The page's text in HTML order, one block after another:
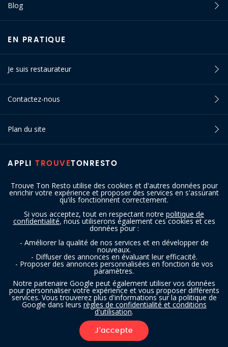
Trouve Ton Resto utilise des cookies et d'autres données pour
enrichir votre expérience et proposer des services en s'assurant
qu'ils fonctionnent correctement.
Si vous acceptez, tout en respectant notre politique de
confidentialité, nous utiliserons également ces cookies et ces
données pour :
- Améliorer la qualité de nos services et en développer de
nouveaux.
- Diffuser des annonces en évaluant leur efficacité.
- Proposer des annonces personnalisées en fonction de vos
paramètres.
Notre partenaire Google peut également utiliser vos données
pour personnaliser votre expérience et vous proposer différents
services. Vous trouverez plus d'informations sur la politique de
Google dans leurs règles de confidentialité et conditions
d'utilisation.
J'accepte
APPLI TROUVETONRESTO
Blog
EN PRATIQUE
Je suis restaurateur
Contactez-nous
Plan du site
SUIVEZ-NOUS
Copyright © 2016 - 2026 trouvetonresto.be ‐ Tous droits réservés | JDC
Resto SRL | Rue de Mettet 12 - 5640 Mettet (Belgique)